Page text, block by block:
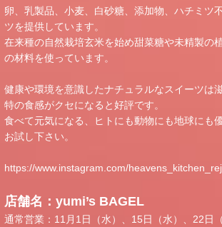
卵、乳製品、小麦、白砂糖、添加物、ハチミツ
ツを提供しています。
在来種の自然栽培玄米を始め甜菜糖や未精製の
の材料を使っています。
健康や環境を意識したナチュラルなスイーツは
特の食感がクセになると好評です。
食べて元気になる、ヒトにも動物にも地球にも
お試し下さい。
https://www.instagram.com/
店舗名：yumi’s BAGEL
通常営業：11月1日（水）、15日（水）、22日